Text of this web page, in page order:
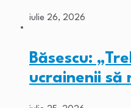
iulie 26, 2026
Băsescu:
ucrainenii să